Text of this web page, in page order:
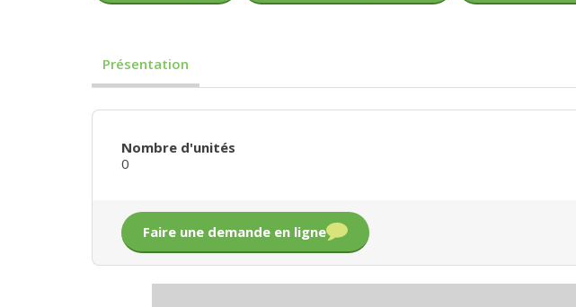
Présentation
Nombre d'unités
0
Faire une demande en ligne